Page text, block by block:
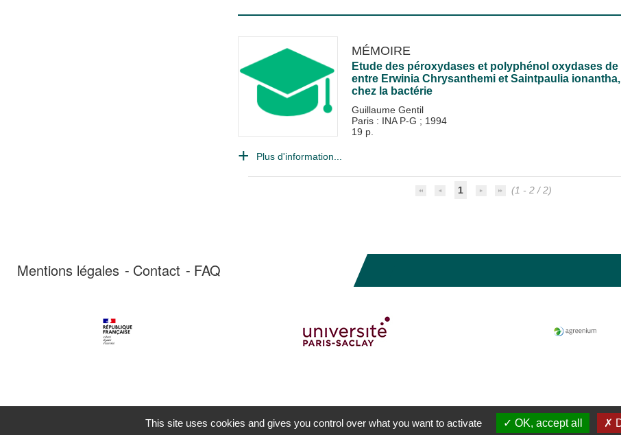
MÉMOIRE
Etude des péroxydases et polyphénol oxydases
entre Erwinia Chrysanthemi et Saintpaulia
chez la bactérie
Guillaume Gentil
Paris : INA P-G ; 1994
19 p.
Plus d'information...
1 (1 - 2 / 2)
Mentions légales Contact FAQ
This site uses cookies and gives you control over what you want to activate OK, accept all